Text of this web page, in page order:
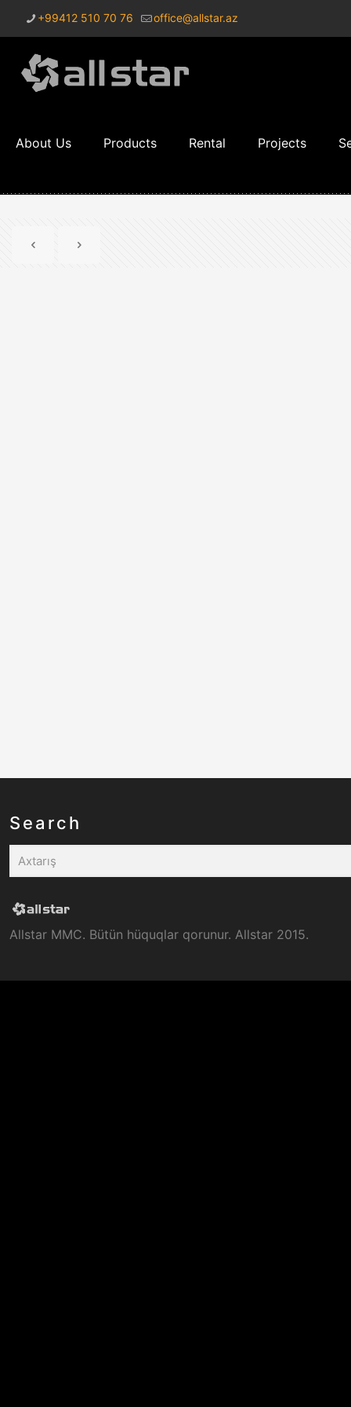
+99412 510 70 76 office@allstar.az
About Us Products Rental Projects
Search
Allstar MMC. Bütün hüquqlar qorunur. Allstar 2015.